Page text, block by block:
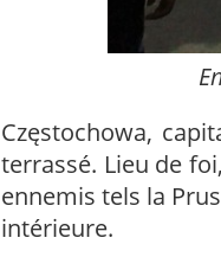
Częstochowa,
terrassé. Lieu de
ennemis tels la
intérieure.